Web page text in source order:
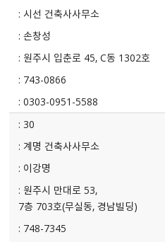
시선 건축사사무소
손창성
원주시 입춘로 45, C동 1302호
743-0866
0303-0951-5588
30
계명 건축사사무소
이강명
원주시 만대로 53,
7층 703호(무실동, 경남빌딩)
748-7345